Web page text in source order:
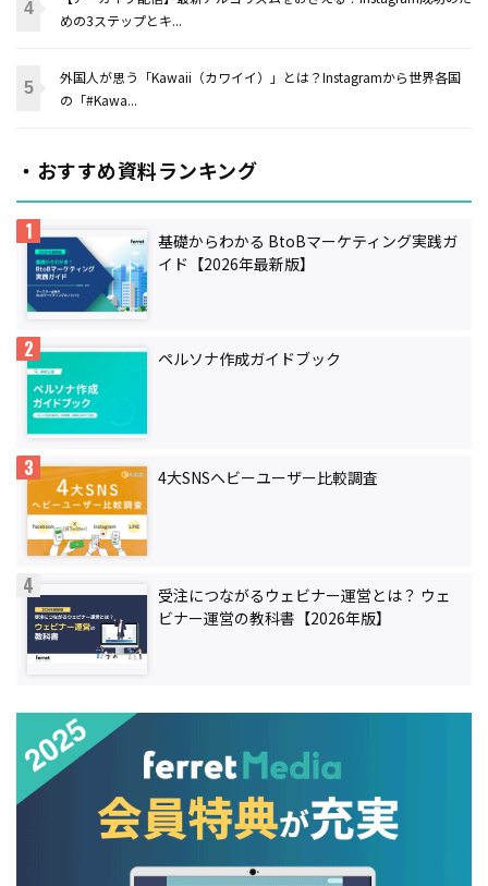
めの3ステップとキ...
外国人が思う「Kawaii（カワイイ）」とは？Instagramから世界各国
の「#Kawa...
・おすすめ資料ランキング
基礎からわかる BtoBマーケティング実践ガ
イド【2026年最新版】
ペルソナ作成ガイドブック
4大SNSヘビーユーザー比較調査
受注につながるウェビナー運営とは？ ウェ
ビナー運営の教科書【2026年版】